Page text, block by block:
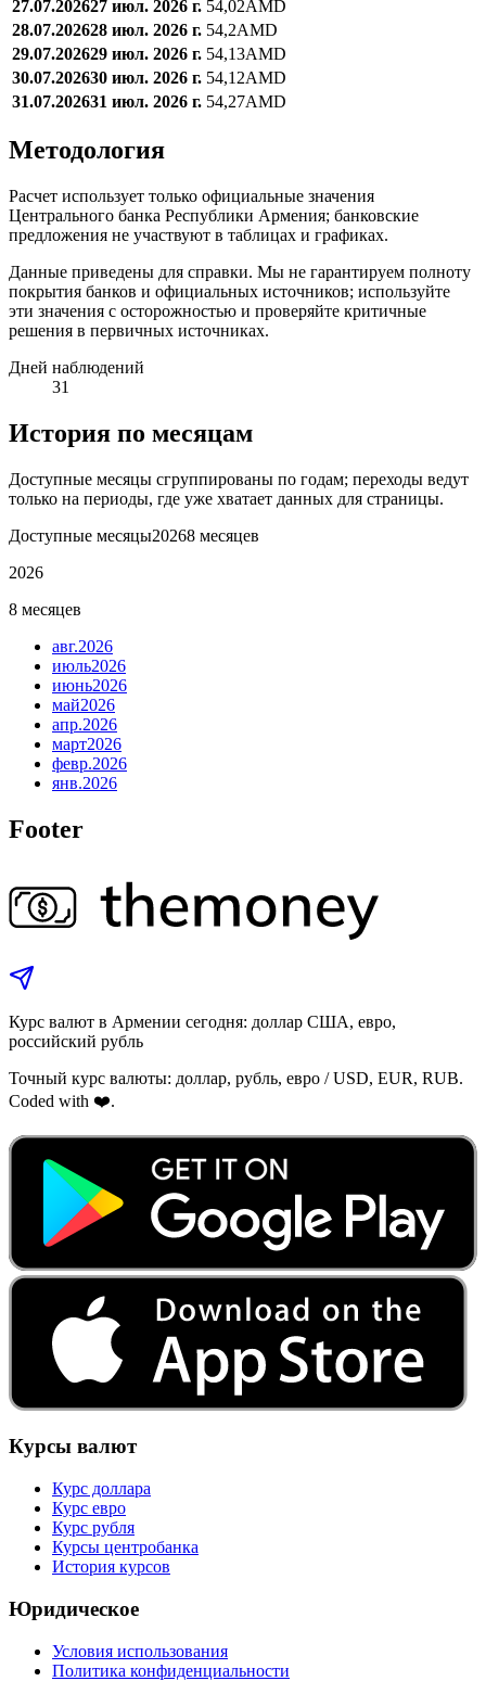
27.07.202627 июл. 2026 г. 54,02AMD
28.07.202628 июл. 2026 г. 54,2AMD
29.07.202629 июл. 2026 г. 54,13AMD
30.07.202630 июл. 2026 г. 54,12AMD
31.07.202631 июл. 2026 г. 54,27AMD
Методология
Расчет использует только официальные значения
Центрального банка Республики Армения; банковские
предложения не участвуют в таблицах и графиках.
Данные приведены для справки. Мы не гарантируем полноту
покрытия банков и официальных источников; используйте
эти значения с осторожностью и проверяйте критичные
решения в первичных источниках.
Дней наблюдений
31
История по месяцам
Доступные месяцы сгруппированы по годам; переходы ведут
только на периоды, где уже хватает данных для страницы.
Доступные месяцы20268 месяцев
2026
8 месяцев
авг.2026
июль2026
июнь2026
май2026
апр.2026
март2026
февр.2026
янв.2026
Footer
Курс валют в Армении сегодня: доллар США, евро,
российский рубль
Точный курс валюты: доллар, рубль, евро / USD, EUR, RUB.
Coded with ❤️.
Курсы валют
Курс доллара
Курс евро
Курс рубля
Курсы центробанка
История курсов
Юридическое
Условия использования
Политика конфиденциальности